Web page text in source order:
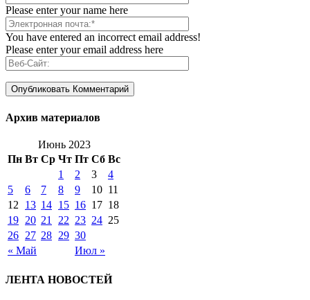
Please enter your name here
You have entered an incorrect email address!
Please enter your email address here
Архив материалов
Июнь 2023
Пн Вт Ср Чт Пт Сб Вс
« Май Июл »
1 2 3
4
5
6 7 8 9 10 11
12
13 14 15 16 17 18
19 20 21 22 23 24 25
26 27 28 29 30
ЛЕНТА НОВОСТЕЙ